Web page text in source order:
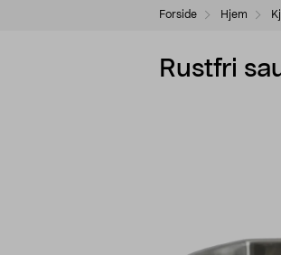
Forside Hjem
Rustfri